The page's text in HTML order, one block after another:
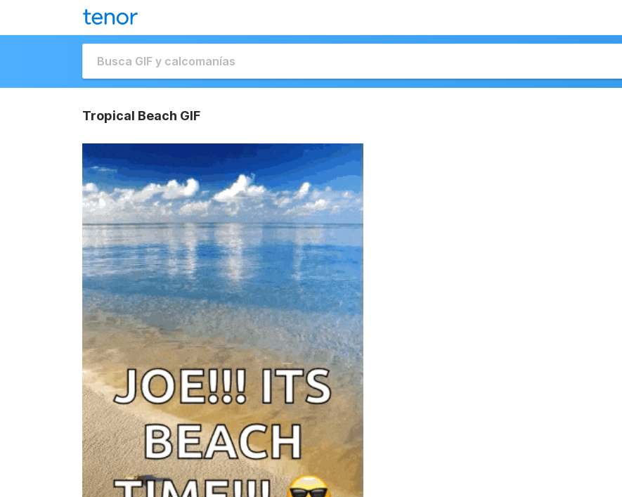
Tropical Beach GIF